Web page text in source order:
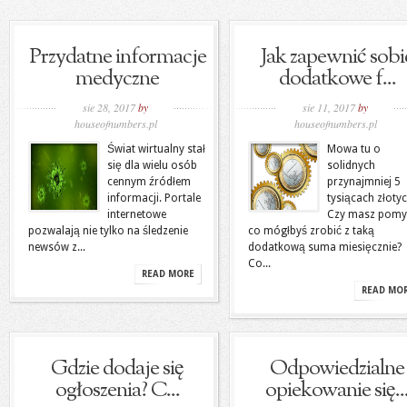
Przydatne informacje
medyczne
sie 28, 2017by
houseofnumbers.pl
Świat wirtualny stał
się dla wielu osób
cennym źródłem
informacji. Portale
internetowe
pozwalają nie tylko na śledzenie
newsów z...
READ MORE
Jak zapewnić
dodatkowe f...
sie 11, 2017by
houseofnumbers.pl
Mowa tu o
solidnych
przynajmniej 5
tysiącach
Czy masz
co mógłbyś zrobić z taką
dodatkową suma miesięcznie?
Co...
READ
Gdzie dodaje się
ogłoszenia? C...
Odpowiedzialne
opiekowanie